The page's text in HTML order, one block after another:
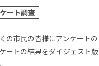
ート調査
の市民の皆様にアンケートの
ートの結果をダイジェスト版